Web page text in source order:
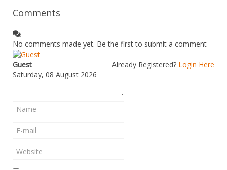
Comments
No comments made yet. Be the first to submit a comment
Already Registered? Login Here
Guest
Saturday, 08 August 2026